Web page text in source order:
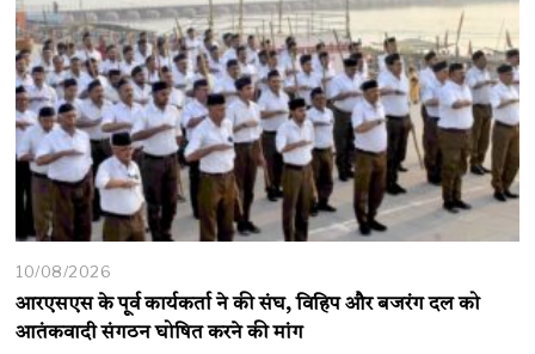
10/08/2026
आरएसएस के पूर्व कार्यकर्ता ने की संघ, विहिप और बजरंग दल को
आतंकवादी संगठन घोषित करने की मांग